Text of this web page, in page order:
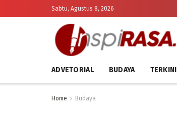
Sabtu, Agustus 8, 2026
ADVETORIAL BUDAYA TERKINI
Home Budaya